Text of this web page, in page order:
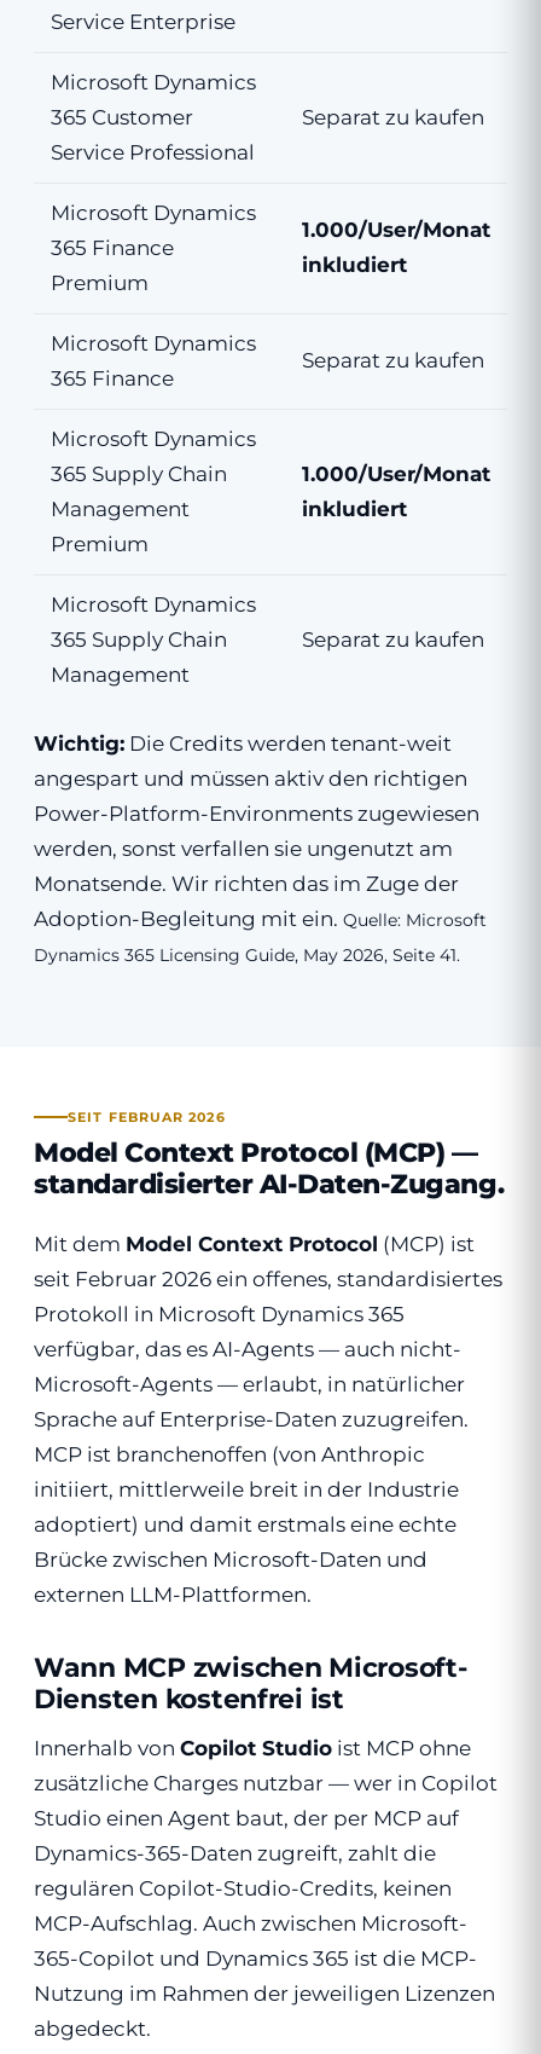
Service Enterprise
Microsoft Dynamics
365 Customer
Service Professional
Separat zu kaufen
Microsoft Dynamics
365 Finance
Premium
1.000/User/Monat
inkludiert
Microsoft Dynamics
365 Finance
Separat zu kaufen
Microsoft Dynamics
365 Supply Chain
Management
Premium
1.000/User/Monat
inkludiert
Microsoft Dynamics
365 Supply Chain
Management
Separat zu kaufen
Wichtig: Die Credits werden tenant-weit
angespart und müssen aktiv den richtigen
Power-Platform-Environments zugewiesen
werden, sonst verfallen sie ungenutzt am
Monatsende. Wir richten das im Zuge der
Adoption-Begleitung mit ein. Quelle: Microsoft
Dynamics 365 Licensing Guide, May 2026, Seite 41.
SEIT FEBRUAR 2026
Model Context Protocol (MCP) —
standardisierter AI-Daten-Zugang.
Mit dem Model Context Protocol (MCP) ist
seit Februar 2026 ein offenes, standardisiertes
Protokoll in Microsoft Dynamics 365
verfügbar, das es AI-Agents — auch nicht-
Microsoft-Agents — erlaubt, in natürlicher
Sprache auf Enterprise-Daten zuzugreifen.
MCP ist branchenoffen (von Anthropic
initiiert, mittlerweile breit in der Industrie
adoptiert) und damit erstmals eine echte
Brücke zwischen Microsoft-Daten und
externen LLM-Plattformen.
Wann MCP zwischen Microsoft-
Diensten kostenfrei ist
Innerhalb von Copilot Studio ist MCP ohne
zusätzliche Charges nutzbar — wer in Copilot
Studio einen Agent baut, der per MCP auf
Dynamics-365-Daten zugreift, zahlt die
regulären Copilot-Studio-Credits, keinen
MCP-Aufschlag. Auch zwischen Microsoft-
365-Copilot und Dynamics 365 ist die MCP-
Nutzung im Rahmen der jeweiligen Lizenzen
abgedeckt.